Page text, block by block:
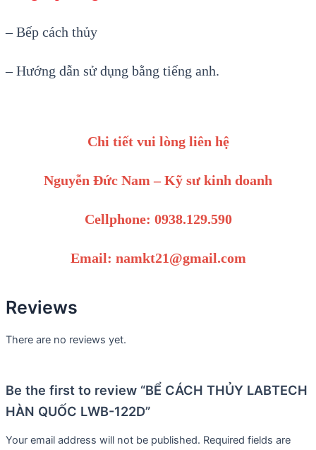
– Bếp cách thủy
– Hướng dẫn sử dụng bằng tiếng anh.
Chi tiết vui lòng liên hệ
Nguyễn Đức Nam – Kỹ sư kinh doanh
Cellphone: 0938.129.590
Email: namkt21@gmail.com
Reviews
There are no reviews yet.
Be the first to review “BỂ CÁCH THỦY LABTECH
HÀN QUỐC LWB-122D”
Your email address will not be published. Required fields are